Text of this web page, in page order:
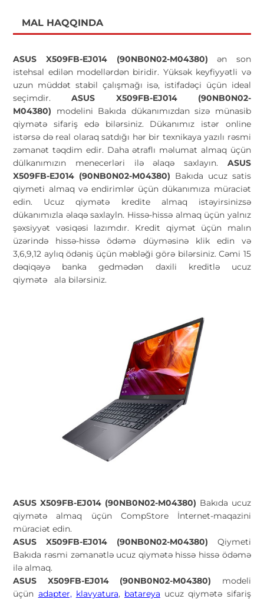
MAL HAQQINDA
ASUS X509FB-EJ014 (90NB0N02-M04380)ən son
istehsal edilən modellərdən biridir. Yüksək keyfiyyətli və
uzun müddət stabil çalışmağı isə, istifadəçi üçün ideal
seçimdir.ASUS X509FB-EJ014 (90NB0N02-
M04380) modelini Bakıda dükanımızdan sizə münasib
qiymətə sifariş edə bilərsiniz. Dükanımız istər online
istərsə də real olaraq satdığı hər bir texnikaya yazılı rəsmi
zəmanət təqdim edir. Daha ətraflı məlumat almaq üçün
dülkanımızın menecerləri ilə əlaqə saxlayın. ASUS
X509FB-EJ014 (90NB0N02-M04380) Bakıda ucuz satis
qiymeti almaq və endirimlər üçün dükanımıza müraciət
edin. Ucuz qiymətə kredite almaq istəyirsinizsə
dükanımızla əlaqə saxlayln. Hissə-hissə almaq üçün yalnız
şəxsiyyət vəsiqəsi lazımdır. Kredit qiymət üçün malın
üzərində hissə-hissə ödəmə düyməsinə klik edin və
3,6,9,12 aylıq ödəniş üçün məbləği görə bilərsiniz. Cəmi 15
dəqiqəyə banka gedmədən daxili kreditlə ucuz
qiymətə
ala bilərsiniz.
ASUS X509FB-EJ014 (90NB0N02-M04380) Bakıda ucuz
qiymətə almaq üçün CompStore İnternet-maqazini
müraciət edin.
ASUS X509FB-EJ014 (90NB0N02-M04380) Qiymeti
Bakıda rəsmi zəmanətlə ucuz qiymətə hissə hissə ödəmə
ilə almaq.
ASUS X509FB-EJ014 (90NB0N02-M04380) modeli
üçün adapter, klavyatura, batareya ucuz qiymətə sifariş